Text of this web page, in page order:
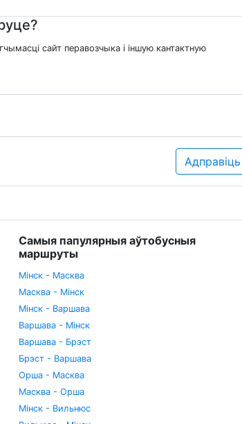
сайт перавозчыка і іншую кантактную
Адправіць
Самыя папулярныя аўтобусныя
маршруты
Мінск - Масква
Масква - Мінск
Мінск - Варшава
Варшава - Мінск
Варшава - Брэст
Брэст - Варшава
Орша - Масква
Масква - Орша
Мінск - Вильнюс